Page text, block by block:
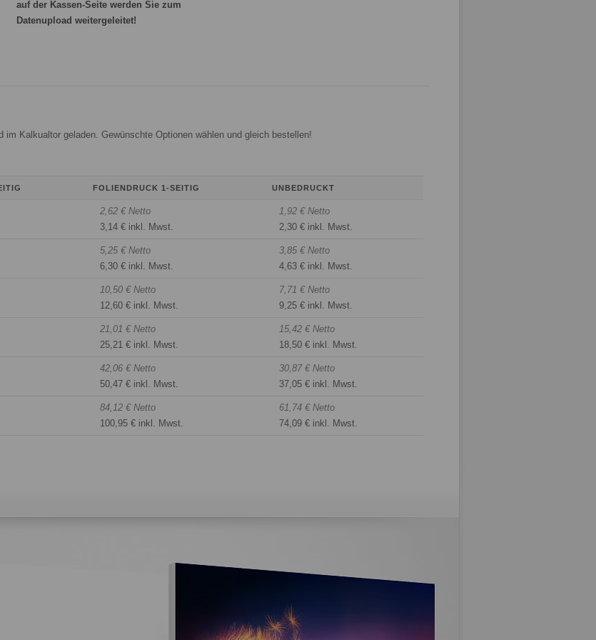
auf der Kassen-Seite werden Sie zum
Datenupload weitergeleitet!
im Kalkualtor geladen. Gewünschte Optionen wählen und gleich bestellen!
FOLIENDRUCK 1-SEITIG UNBEDRUCKT
2,62 € Netto
3,14 € inkl. Mwst.
1,92 € Netto
2,30 € inkl. Mwst.
5,25 € Netto
6,30 € inkl. Mwst.
3,85 € Netto
4,63 € inkl. Mwst.
10,50 € Netto
12,60 € inkl. Mwst.
7,71 € Netto
9,25 € inkl. Mwst.
21,01 € Netto
25,21 € inkl. Mwst.
15,42 € Netto
18,50 € inkl. Mwst.
42,06 € Netto
50,47 € inkl. Mwst.
30,87 € Netto
37,05 € inkl. Mwst.
84,12 € Netto
100,95 € inkl. Mwst.
61,74 € Netto
74,09 € inkl. Mwst.